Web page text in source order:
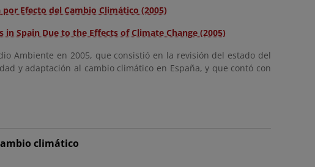
Efecto del Cambio Climático (2005)
Spain Due to the Effects of Climate Change (2005)
Ambiente en 2005, que consistió en la revisión del estado del
y adaptación al cambio climático en España, y que contó con
climático